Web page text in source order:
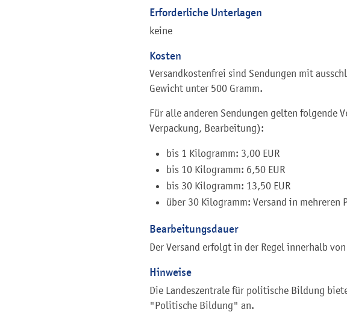
Erforderliche Unterlagen
keine
Kosten
Versandkostenfrei sind Sendungen mit
Gewicht unter 500 Gramm.
Für alle anderen Sendungen gelten folgende
Verpackung, Bearbeitung):
bis 1 Kilogramm: 3,00 EUR
bis 10 Kilogramm: 6,50 EUR
bis 30 Kilogramm: 13,50 EUR
über 30 Kilogramm: Versand in mehreren
Bearbeitungsdauer
Der Versand erfolgt in der Regel innerhalb
Hinweise
Die Landeszentrale für politische Bildung
"Politische Bildung" an.